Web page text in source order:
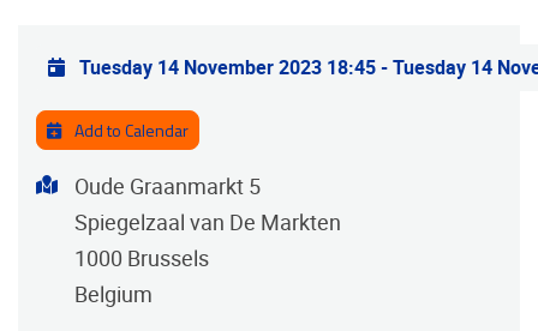
Practical info
Tuesday 14 November 2023 18:45-Tuesday 14
Add to Calendar
Address
Oude Graanmarkt 5
Spiegelzaal van De Markten
1000 Brussels
Belgium